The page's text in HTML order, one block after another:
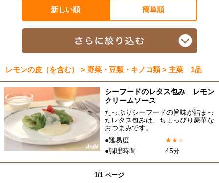
新しい順 簡単順
レモンの皮（を含む） > 野菜・豆類・キノコ類 > 主菜 1品
シーフードのレタス包み レモン
クリームソース
たっぷりシーフードの旨味が詰まっ
たレタス包みは、ちょっぴり豪華な
おつまみです。
●難易度
★★★
●調理時間
45分
1/1 ページ